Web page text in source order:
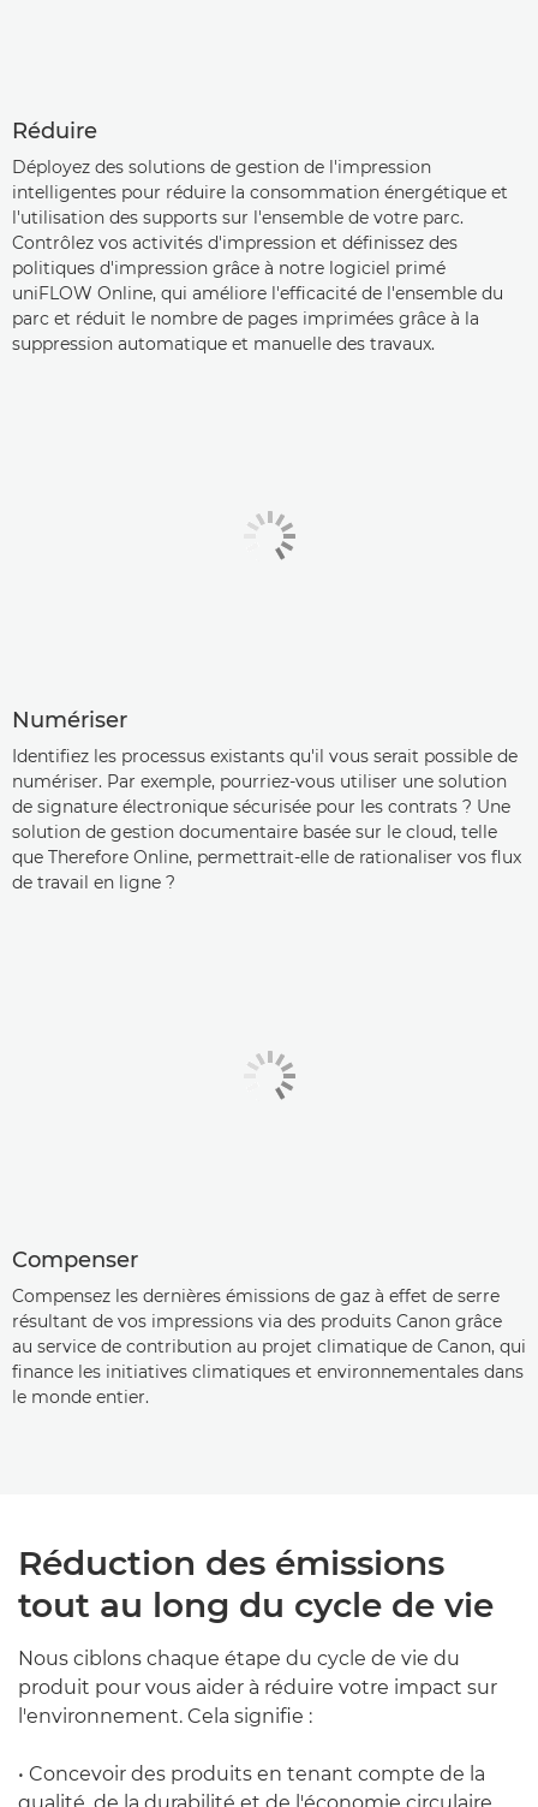
Réduire
Déployez des solutions de gestion de l'impression
intelligentes pour réduire la consommation énergétique et
l'utilisation des supports sur l'ensemble de votre parc.
Contrôlez vos activités d'impression et définissez des
politiques d'impression grâce à notre logiciel primé
uniFLOW Online, qui améliore l'efficacité de l'ensemble du
parc et réduit le nombre de pages imprimées grâce à la
suppression automatique et manuelle des travaux.
Numériser
Identifiez les processus existants qu'il vous serait possible de
numériser. Par exemple, pourriez-vous utiliser une solution
de signature électronique sécurisée pour les contrats ? Une
solution de gestion documentaire basée sur le cloud, telle
que Therefore Online, permettrait-elle de rationaliser vos flux
de travail en ligne ?
Compenser
Compensez les dernières émissions de gaz à effet de serre
résultant de vos impressions via des produits Canon grâce
au service de contribution au projet climatique de Canon, qui
finance les initiatives climatiques et environnementales dans
le monde entier.
Réduction des émissions
tout au long du cycle de vie
Nous ciblons chaque étape du cycle de vie du
produit pour vous aider à réduire votre impact sur
l'environnement. Cela signifie :
• Concevoir des produits en tenant compte de la